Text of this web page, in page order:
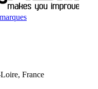
France